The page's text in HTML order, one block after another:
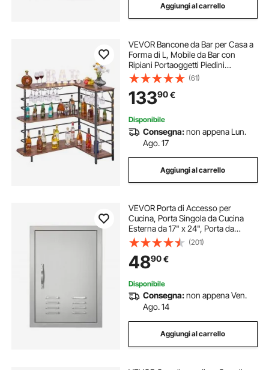
Aggiungi al carrello
VEVOR Bancone da Bar per Casa a
Forma di L, Mobile da Bar con
Ripiani Portaoggetti Piedini
Regolabili Luce LED, Struttura in
Metallo, Mobile per Liquori
Salvaspazzio ad Angolo da Cucina
Salotto
(61)
13390€
Disponibile
Consegna:non appena Lun.
Ago. 17
Aggiungi al carrello
VEVOR Porta di Accesso per
Cucina, Porta Singola da Cucina
Esterna da 17" x 24", Porta da
Incasso in Acciaio Inox, con Prese
d'Aria e Gancio, per Isola BBQ,
Stazione per Grigliate, Mobile da
Esterno
(201)
4890€
Disponibile
Consegna:non appena Ven.
Ago. 14
Aggiungi al carrello